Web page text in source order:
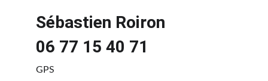
Sébastien Roiron
06 77 15 40 71
GPS